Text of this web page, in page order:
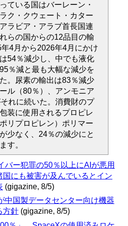
ている国はバーレーン・
ク・クウェート・カター
ラビア・アラブ首長国連
らの国からの12品目の輸
4月から2026年4月にかけ
54％減少し、中でも液化
％減と最も大幅な減少を
。尿素の輸出は83％減少
ル（80％）、アンモニア
それに続いた。消費財のプ
装に使用されるプロピレ
リプロピレン）ポリマー
少なく、24％の減少にと
す。
バー犯罪の50％以上にAIが悪用
国にも被害が及んでいるとイン
(gigazine, 8/5)
中国製データセンター向け機器
方針 (gigazine, 8/5)